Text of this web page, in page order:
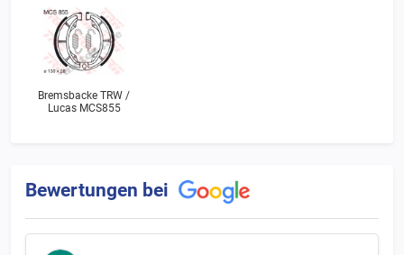
Bremsbacke TRW /
Lucas MCS855
Bewertungen bei